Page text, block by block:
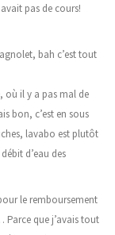
pas de cours!
bah c’est tout
où il y a pas mal de
bon, c’est en sous
lavabo est plutôt
d’eau des
le remboursement
Parce que j’avais tout